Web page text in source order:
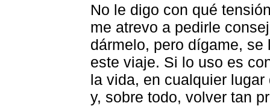
No le digo con qué
me atrevo a pedirle
dármelo, pero dígame,
este viaje. Si lo uso es
la vida, en cualquier
y, sobre todo, volver tan